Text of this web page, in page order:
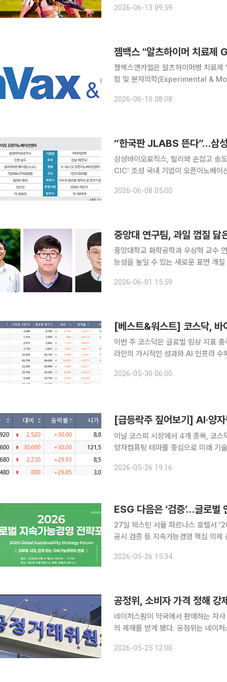
차트에 진입했다. 하이브의 한미 합작
2026-06-13 09:59
젬백스 "알츠하이머 치료제
젬백스앤카엘은 알츠하이머병 치료
험 및 분자의학(Experimental &
술지다. 학술지 인용보고서(JCR) 기
2026-06-10 08:08
“한국판 JLABS 뜬다”…삼
삼성바이오로직스, 릴리와 손잡고 송
CIC’ 조성 국내 기업이 오픈이노베이션 센터 마련해 다
트워크, 투자·사업개발(BD)까지 더한
2026-06-08 05:00
중앙대 연구팀, 과일 껍질 닮
중앙대학교 화학공학과 우상혁 교수
능성을 높일 수 있는 새로운 표면 개질 기술을 개발했다. 중앙대
겔 표면에 다층 보호막을 형성하는 캡
2026-06-01 15:59
이번 주 코스닥은 글로벌 임상 지표
라인의 가시적인 성과와 AI 인프라
면 이번 주(26~29일) 코스닥 지수
2026-05-30 06:00
이날 코스피 시장에서 4개 종목, 코
양자컴퓨팅 테마를 중심으로 미래 기술 관련주의 강
종목이다. SK네트웍스(1만920원
2026-05-26 19:16
27일 웨스틴 서울 파르나스 호텔서
공시 검증 등 지속가능경영 핵심 의제
하면서 기업들의 대응 전략도 빠르게
2026-05-26 15:34
공정위, 소비자 가격 정해 강
네이처스팜이 약국에서 판매하는 자
의 제재를 받게 됐다. 공정위는 네이처스팜이 약국에 공급하는 자사 건강기능식품의 판매 가격을 정
고 25일 밝혔다. 네이처스
2026-05-25 12:00